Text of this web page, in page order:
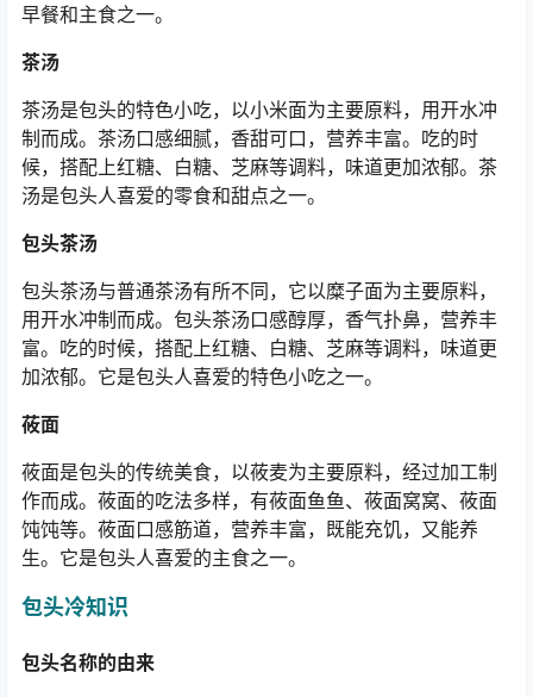
早餐和主食之一。
茶汤
茶汤是包头的特色小吃，以小米面为主要原料，用开水冲
制而成。茶汤口感细腻，香甜可口，营养丰富。吃的时
候，搭配上红糖、白糖、芝麻等调料，味道更加浓郁。茶
汤是包头人喜爱的零食和甜点之一。
包头茶汤
包头茶汤与普通茶汤有所不同，它以糜子面为主要原料，
用开水冲制而成。包头茶汤口感醇厚，香气扑鼻，营养丰
富。吃的时候，搭配上红糖、白糖、芝麻等调料，味道更
加浓郁。它是包头人喜爱的特色小吃之一。
莜面
莜面是包头的传统美食，以莜麦为主要原料，经过加工制
作而成。莜面的吃法多样，有莜面鱼鱼、莜面窝窝、莜面
饨饨等。莜面口感筋道，营养丰富，既能充饥，又能养
生。它是包头人喜爱的主食之一。
包头冷知识
包头名称的由来